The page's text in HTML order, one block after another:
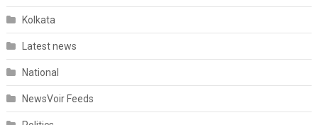
Kolkata
Latest news
National
NewsVoir Feeds